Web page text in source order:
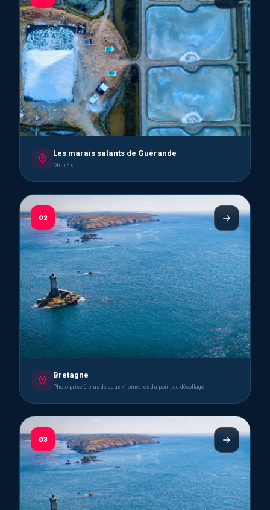
Les marais salants de Guérande
Mini 4k
02
Bretagne
Photo prise à plus de deux kilomètres du point de décollage
03